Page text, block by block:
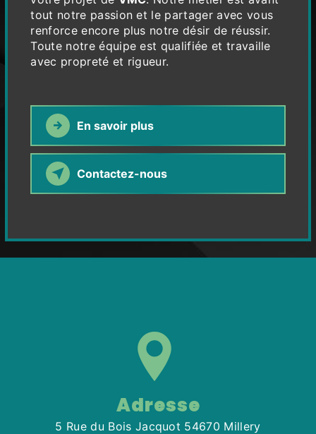
tout notre passion et le partager avec vous
renforce encore plus notre désir de réussir.
Toute notre équipe est qualifiée et travaille
avec propreté et rigueur.
En savoir plus
Contactez-nous
Adresse
5 Rue du Bois Jacquot 54670 Millery